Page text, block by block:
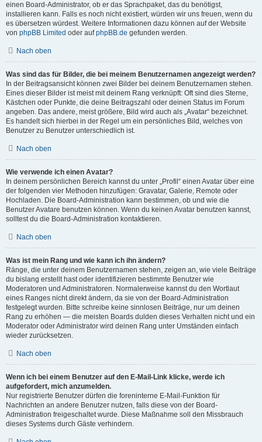
einen Board-Administrator, ob er das Sprachpaket, das du benötigst,
installieren kann. Falls es noch nicht existiert, würden wir uns freuen, wenn du
es übersetzen würdest. Weitere Informationen dazu können auf der Website
von phpBB Limited oder aufphpBB.de gefunden werden.
Nach oben
Was sind das für Bilder, die bei meinem Benutzernamen angezeigt werden?
In der Beitragsansicht können zwei Bilder bei deinem Benutzernamen stehen.
Eines dieser Bilder ist meist mit deinem Rang verknüpft: Oft sind dies Sterne,
Kästchen oder Punkte, die deine Beitragszahl oder deinen Status im Forum
angeben. Das andere, meist größere, Bild wird auch als „Avatar“ bezeichnet.
Es handelt sich hierbei in der Regel um ein persönliches Bild, welches von
Benutzer zu Benutzer unterschiedlich ist.
Nach oben
Wie verwende ich einen Avatar?
In deinem persönlichen Bereich kannst du unter „Profil“ einen Avatar über eine
der folgenden vier Methoden hinzufügen: Gravatar, Galerie, Remote oder
Hochladen. Die Board-Administration kann bestimmen, ob und wie die
Benutzer Avatare benutzen können. Wenn du keinen Avatar benutzen kannst,
solltest du die Board-Administration kontaktieren.
Nach oben
Was ist mein Rang und wie kann ich ihn ändern?
Ränge, die unter deinem Benutzernamen stehen, zeigen an, wie viele Beiträge
du bislang erstellt hast oder identifizieren bestimmte Benutzer wie
Moderatoren und Administratoren. Normalerweise kannst du den Wortlaut
eines Ranges nicht direkt ändern, da sie von der Board-Administration
festgelegt wurden. Bitte schreibe keine sinnlosen Beiträge, nur um deinen
Rang zu erhöhen — die meisten Boards dulden dieses Verhalten nicht und ein
Moderator oder Administrator wird deinen Rang unter Umständen einfach
wieder zurücksetzen.
Nach oben
Wenn ich bei einem Benutzer auf den E-Mail-Link klicke, werde ich
aufgefordert, mich anzumelden.
Nur registrierte Benutzer dürfen die foreninterne E-Mail-Funktion für
Nachrichten an andere Benutzer nutzen, falls diese von der Board-
Administration freigeschaltet wurde. Diese Maßnahme soll den Missbrauch
dieses Systems durch Gäste verhindern.